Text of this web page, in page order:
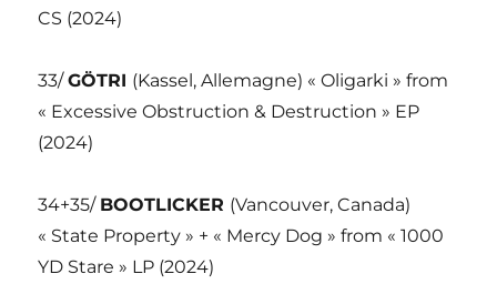
CS (2024)
33/GÖTRI (Kassel, Allemagne) « Oligarki » from
« Excessive Obstruction & Destruction » EP
(2024)
34+35/ BOOTLICKER (Vancouver, Canada)
« State Property » + « Mercy Dog » from « 1000
YD Stare » LP (2024)